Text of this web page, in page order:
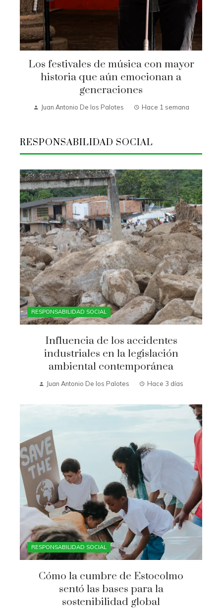
Los festivales de música con mayor
historia que aún emocionan a
generaciones
Juan Antonio De los Palotes Hace 1 semana
RESPONSABILIDAD SOCIAL
RESPONSABILIDAD SOCIAL
Influencia de los accidentes
industriales en la legislación
ambiental contemporánea
Juan Antonio De los Palotes Hace 3 días
RESPONSABILIDAD SOCIAL
Cómo la cumbre de Estocolmo
sentó las bases para la
sostenibilidad global